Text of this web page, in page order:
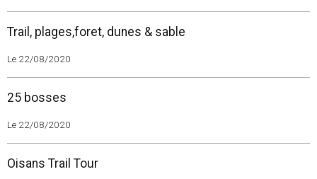
Trail, plages,foret, dunes & sable
Le 22/08/2020
25 bosses
Le 22/08/2020
Oisans Trail Tour